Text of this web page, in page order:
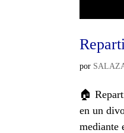
por
🏠
en un
mediante